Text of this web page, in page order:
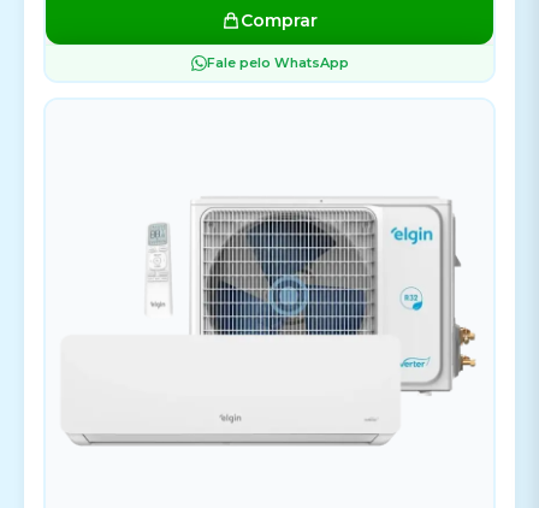
Comprar
Fale pelo WhatsApp